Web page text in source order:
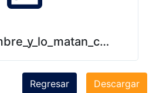
Descargar
Regresar